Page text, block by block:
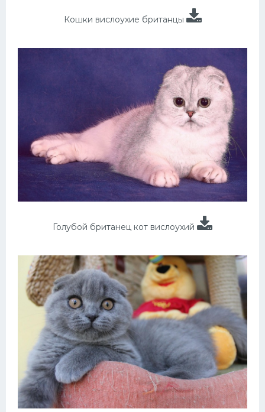
Кошки вислоухие британцы
Голубой британец кот вислоухий